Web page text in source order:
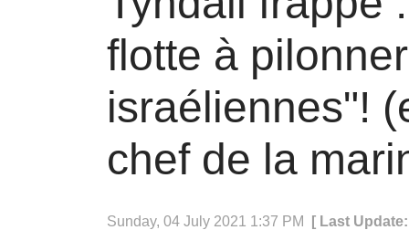
flotte à
israéliennes"!
chef de la
Sunday, 04 July 2021 1:37 PM [ Last